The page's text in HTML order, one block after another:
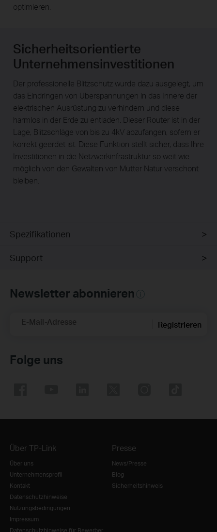
optimieren.
Sicherheitsorientierte
Unternehmensinvestitionen
Der professionelle Blitzschutz wurde dazu ausgelegt, um
das Eindringen von Überspannungen in das Innere der
elektrischen Ausrüstung zu verhindern und diese
harmlos in der Erde zu entladen. Dieser Router ist in der
Lage, Blitzschläge von bis zu 4kV abzufangen, sofern er
korrekt geerdet ist. Diese Funktion stellt sicher, dass Ihre
Investitionen in die Netzwerkinfrastruktur so weit wie
möglich von den Gewalten von Mutter Natur verschont
bleiben.
Spezifikationen
Support
Newsletter abonnieren
E-Mail-Adresse Registrieren
Folge uns
Über TP-Link
Über uns
Unternehmensprofil
Kontakt
Datenschutzhinweise
Nutzungsbedingungen
Impressum
Datenschutzhinweise für Bewerber
Presse
News/Presse
Blog
Sicherheitshinweis